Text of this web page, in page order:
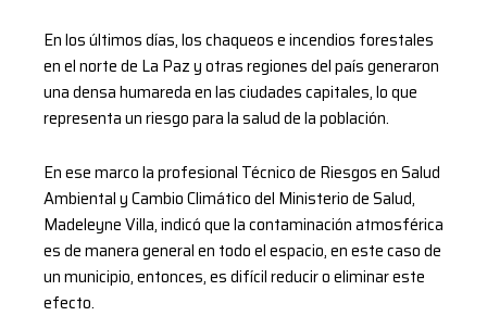
En los últimos días, los chaqueos e incendios forestales
en el norte de La Paz y otras regiones del país generaron
una densa humareda en las ciudades capitales, lo que
representa un riesgo para la salud de la población.
En ese marco la profesional Técnico de Riesgos en Salud
Ambiental y Cambio Climático del Ministerio de Salud,
Madeleyne Villa, indicó que la contaminación atmosférica
es de manera general en todo el espacio, en este caso de
un municipio, entonces, es difícil reducir o eliminar este
efecto.